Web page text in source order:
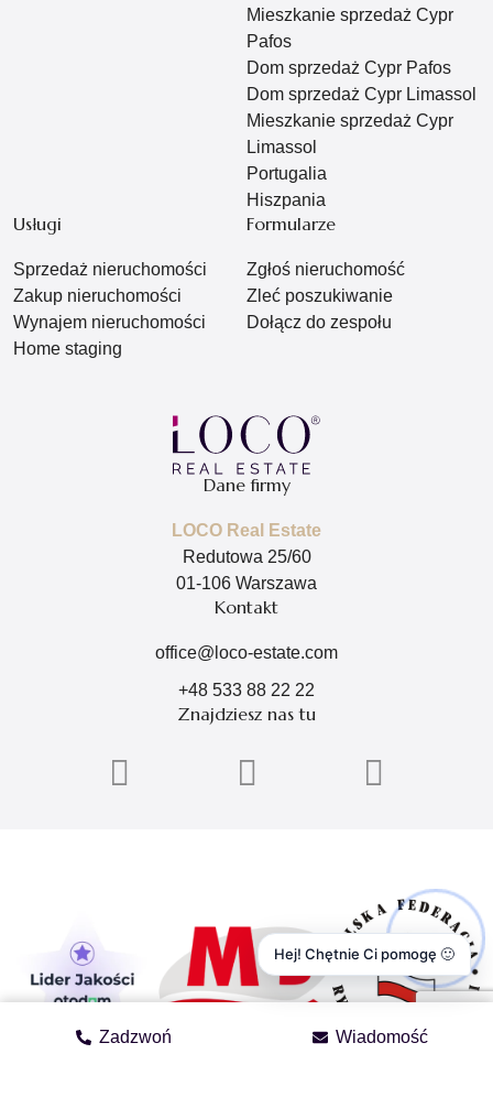
Mieszkanie sprzedaż Cypr
Pafos
Dom sprzedaż Cypr Pafos
Dom sprzedaż Cypr Limassol
Mieszkanie sprzedaż Cypr
Limassol
Portugalia
Hiszpania
Usługi
Sprzedaż nieruchomości
Zakup nieruchomości
Wynajem nieruchomości
Home staging
Formularze
Zgłoś nieruchomość
Zleć poszukiwanie
Dołącz do zespołu
Dane firmy
LOCO Real Estate
Redutowa 25/60
01-106 Warszawa
Kontakt
office@loco-estate.com
+48 533 88 22 22
Znajdziesz nas tu
Zadzwoń Wiadomość
Hej! Chętnie Ci pomogę 🙂